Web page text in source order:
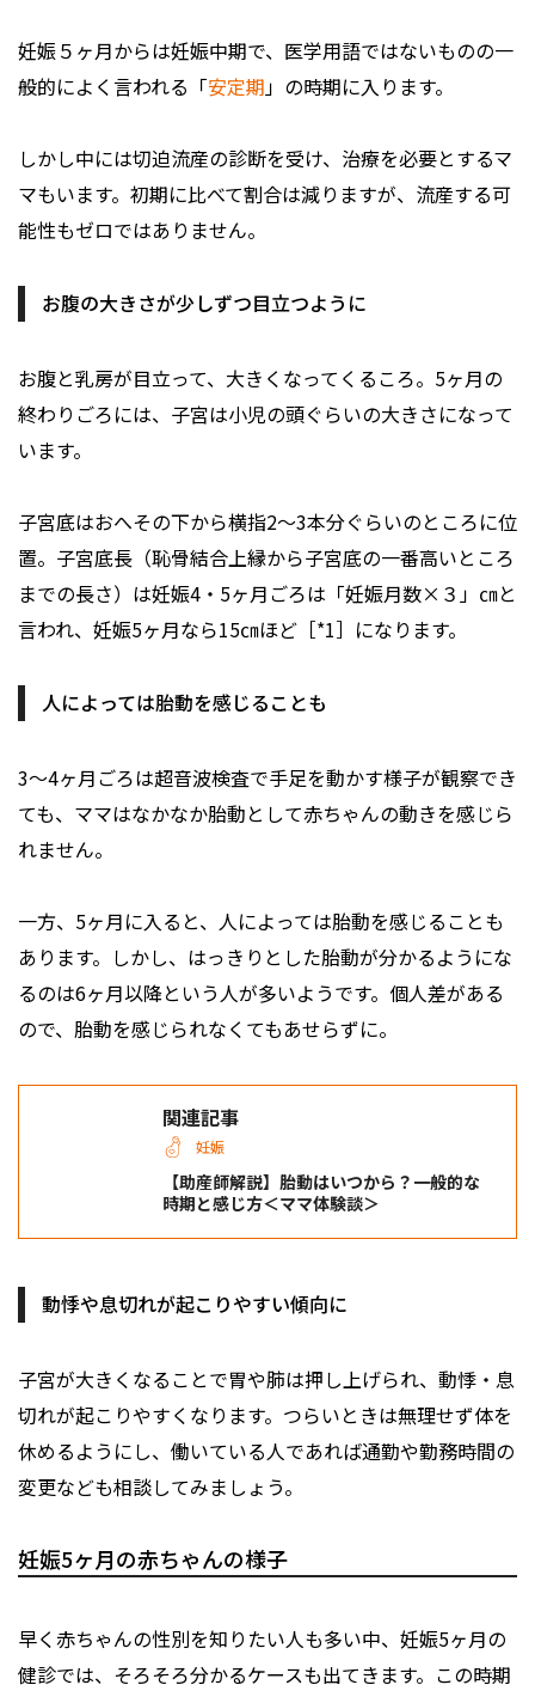
妊娠５ヶ月からは妊娠中期で、医学用語ではないものの一
般的によく言われる「安定期」の時期に入ります。
しかし中には切迫流産の診断を受け、治療を必要とするマ
マもいます。初期に比べて割合は減りますが、流産する可
能性もゼロではありません。
お腹の大きさが少しずつ目立つように
お腹と乳房が目立って、大きくなってくるころ。5ヶ月の
終わりごろには、子宮は小児の頭ぐらいの大きさになって
います。
子宮底はおへその下から横指2～3本分ぐらいのところに位
置。子宮底長（恥骨結合上縁から子宮底の一番高いところ
までの長さ）は妊娠4・5ヶ月ごろは「妊娠月数×３」㎝と
言われ、妊娠5ヶ月なら15㎝ほど［*1］になります。
人によっては胎動を感じることも
3～4ヶ月ごろは超音波検査で手足を動かす様子が観察でき
ても、ママはなかなか胎動として赤ちゃんの動きを感じら
れません。
一方、5ヶ月に入ると、人によっては胎動を感じることも
あります。しかし、はっきりとした胎動が分かるようにな
るのは6ヶ月以降という人が多いようです。個人差がある
ので、胎動を感じられなくてもあせらずに。
関連記事
妊娠
【助産師解説】胎動はいつから？一般的な
時期と感じ方＜ママ体験談＞
動悸や息切れが起こりやすい傾向に
子宮が大きくなることで胃や肺は押し上げられ、動悸・息
切れが起こりやすくなります。つらいときは無理せず体を
休めるようにし、働いている人であれば通勤や勤務時間の
変更なども相談してみましょう。
妊娠5ヶ月の赤ちゃんの様子
早く赤ちゃんの性別を知りたい人も多い中、妊娠5ヶ月の
健診では、そろそろ分かるケースも出てきます。この時期